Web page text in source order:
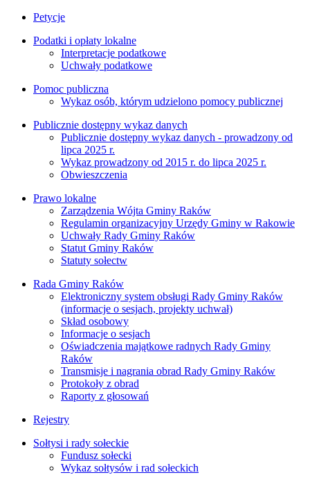
Petycje
Podatki i opłaty lokalne
Interpretacje podatkowe
Uchwały podatkowe
Pomoc publiczna
Wykaz osób, którym udzielono pomocy publicznej
Publicznie dostępny wykaz danych
Publicznie dostępny wykaz danych - prowadzony od
lipca 2025 r.
Wykaz prowadzony od 2015 r. do lipca 2025 r.
Obwieszczenia
Prawo lokalne
Zarządzenia Wójta Gminy Raków
Regulamin organizacyjny Urzędy Gminy w Rakowie
Uchwały Rady Gminy Raków
Statut Gminy Raków
Statuty sołectw
Rada Gminy Raków
Elektroniczny system obsługi Rady Gminy Raków
(informacje o sesjach, projekty uchwał)
Skład osobowy
Informacje o sesjach
Oświadczenia majątkowe radnych Rady Gminy
Raków
Transmisje i nagrania obrad Rady Gminy Raków
Protokoły z obrad
Raporty z głosowań
Rejestry
Sołtysi i rady sołeckie
Fundusz sołecki
Wykaz sołtysów i rad sołeckich